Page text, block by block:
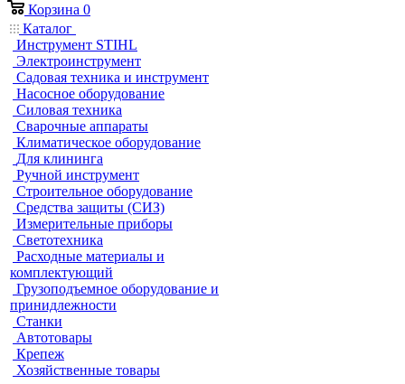
Корзина 0
Каталог
Инструмент STIHL
Электроинструмент
Садовая техника и инструмент
Насосное оборудование
Силовая техника
Сварочные аппараты
Климатическое оборудование
Для клининга
Ручной инструмент
Строительное оборудование
Средства защиты (СИЗ)
Измерительные приборы
Светотехника
Расходные материалы и
комплектующий
Грузоподъемное оборудование и
принидлежности
Станки
Автотовары
Крепеж
Хозяйственные товары